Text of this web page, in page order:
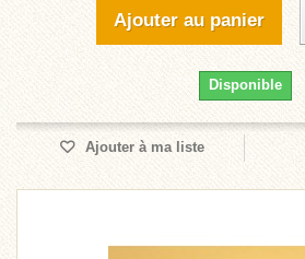
Ajouter au panier
Disponible
Ajouter à ma liste